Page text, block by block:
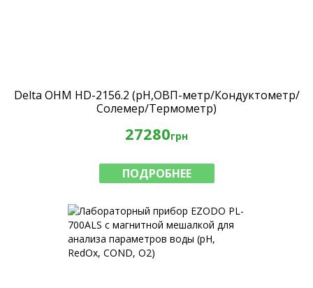
Delta OHM HD-2156.2 (рН,ОВП-метр/Кондуктометр/
Солемер/Термометр)
27280грн
ПОДРОБНЕЕ